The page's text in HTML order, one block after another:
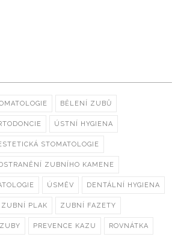
BĚLENÍ ZUBŮ
ÚSTNÍ HYGIENA
STOMATOLOGIE
ZUBNÍHO KAMENE
ÚSMĚV DENTÁLNÍ HYGIENA
ZUBNÍ PLAK ZUBNÍ FAZETY
PREVENCE KAZU ROVNÁTKA